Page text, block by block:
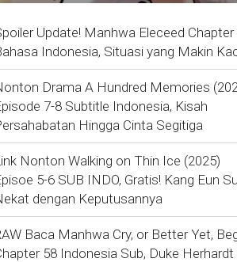
Update! Manhwa Eleceed Chapter
Indonesia, Situasi yang Makin
Drama A Hundred Memories
7-8 Subtitle Indonesia, Kisah
Hingga Cinta Segitiga
Nonton Walking on Thin Ice (2025)
5-6 SUB INDO, Gratis! Kang Eun Su
dengan Keputusannya
Baca Manhwa Cry, or Better Yet,
58 Indonesia Sub, Duke Herhardt